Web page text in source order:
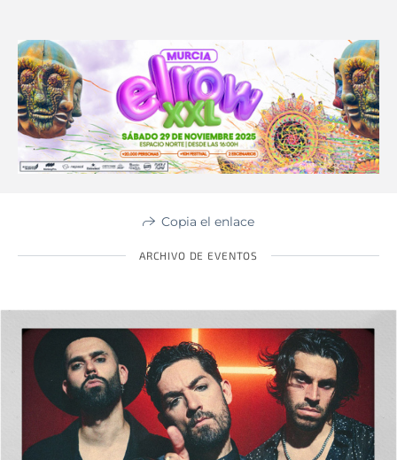
Copia el enlace
ARCHIVO DE EVENTOS